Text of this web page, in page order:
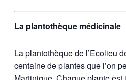
La plantothèque médicinale
La plantothèque de l’Ecolieu
centaine de plantes que l’on